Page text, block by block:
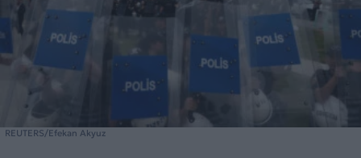
REUTERS/Efekan Akyuz